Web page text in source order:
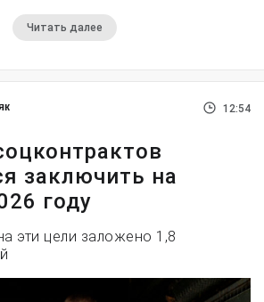
Читать далее
12:54
заключить на
году
эти цели заложено 1,8